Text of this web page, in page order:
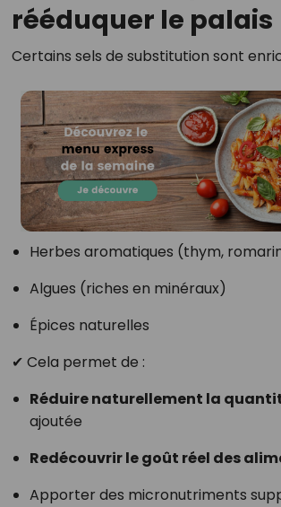
rééduquer le palais
Certains sels de substitution sont
Herbes aromatiques (thym,
Algues (riches en minéraux)
Épices naturelles
✔ Cela permet de :
Réduire naturellement la
ajoutée
Redécouvrir le goût réel des
Apporter des micronutriments